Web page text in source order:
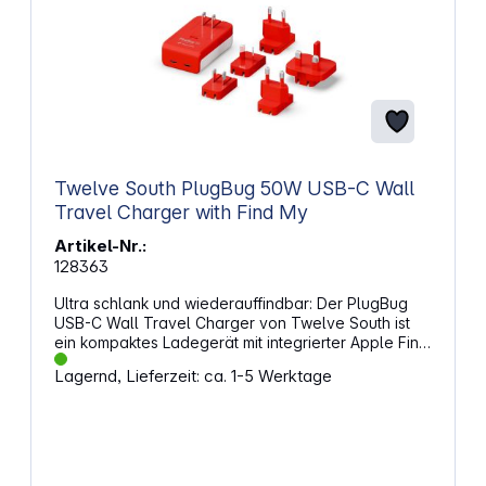
Twelve South PlugBug 50W USB-C Wall
Travel Charger with Find My
Artikel-Nr.:
128363
Ultra schlank und wiederauffindbar: Der PlugBug
USB-C Wall Travel Charger von Twelve South ist
ein kompaktes Ladegerät mit integrierter Apple Find
My Technologie, mit der das Ladegerät geortet
werden kann, falls es verloren geht. Zudem ist der
Lagernd, Lieferzeit: ca. 1-5 Werktage